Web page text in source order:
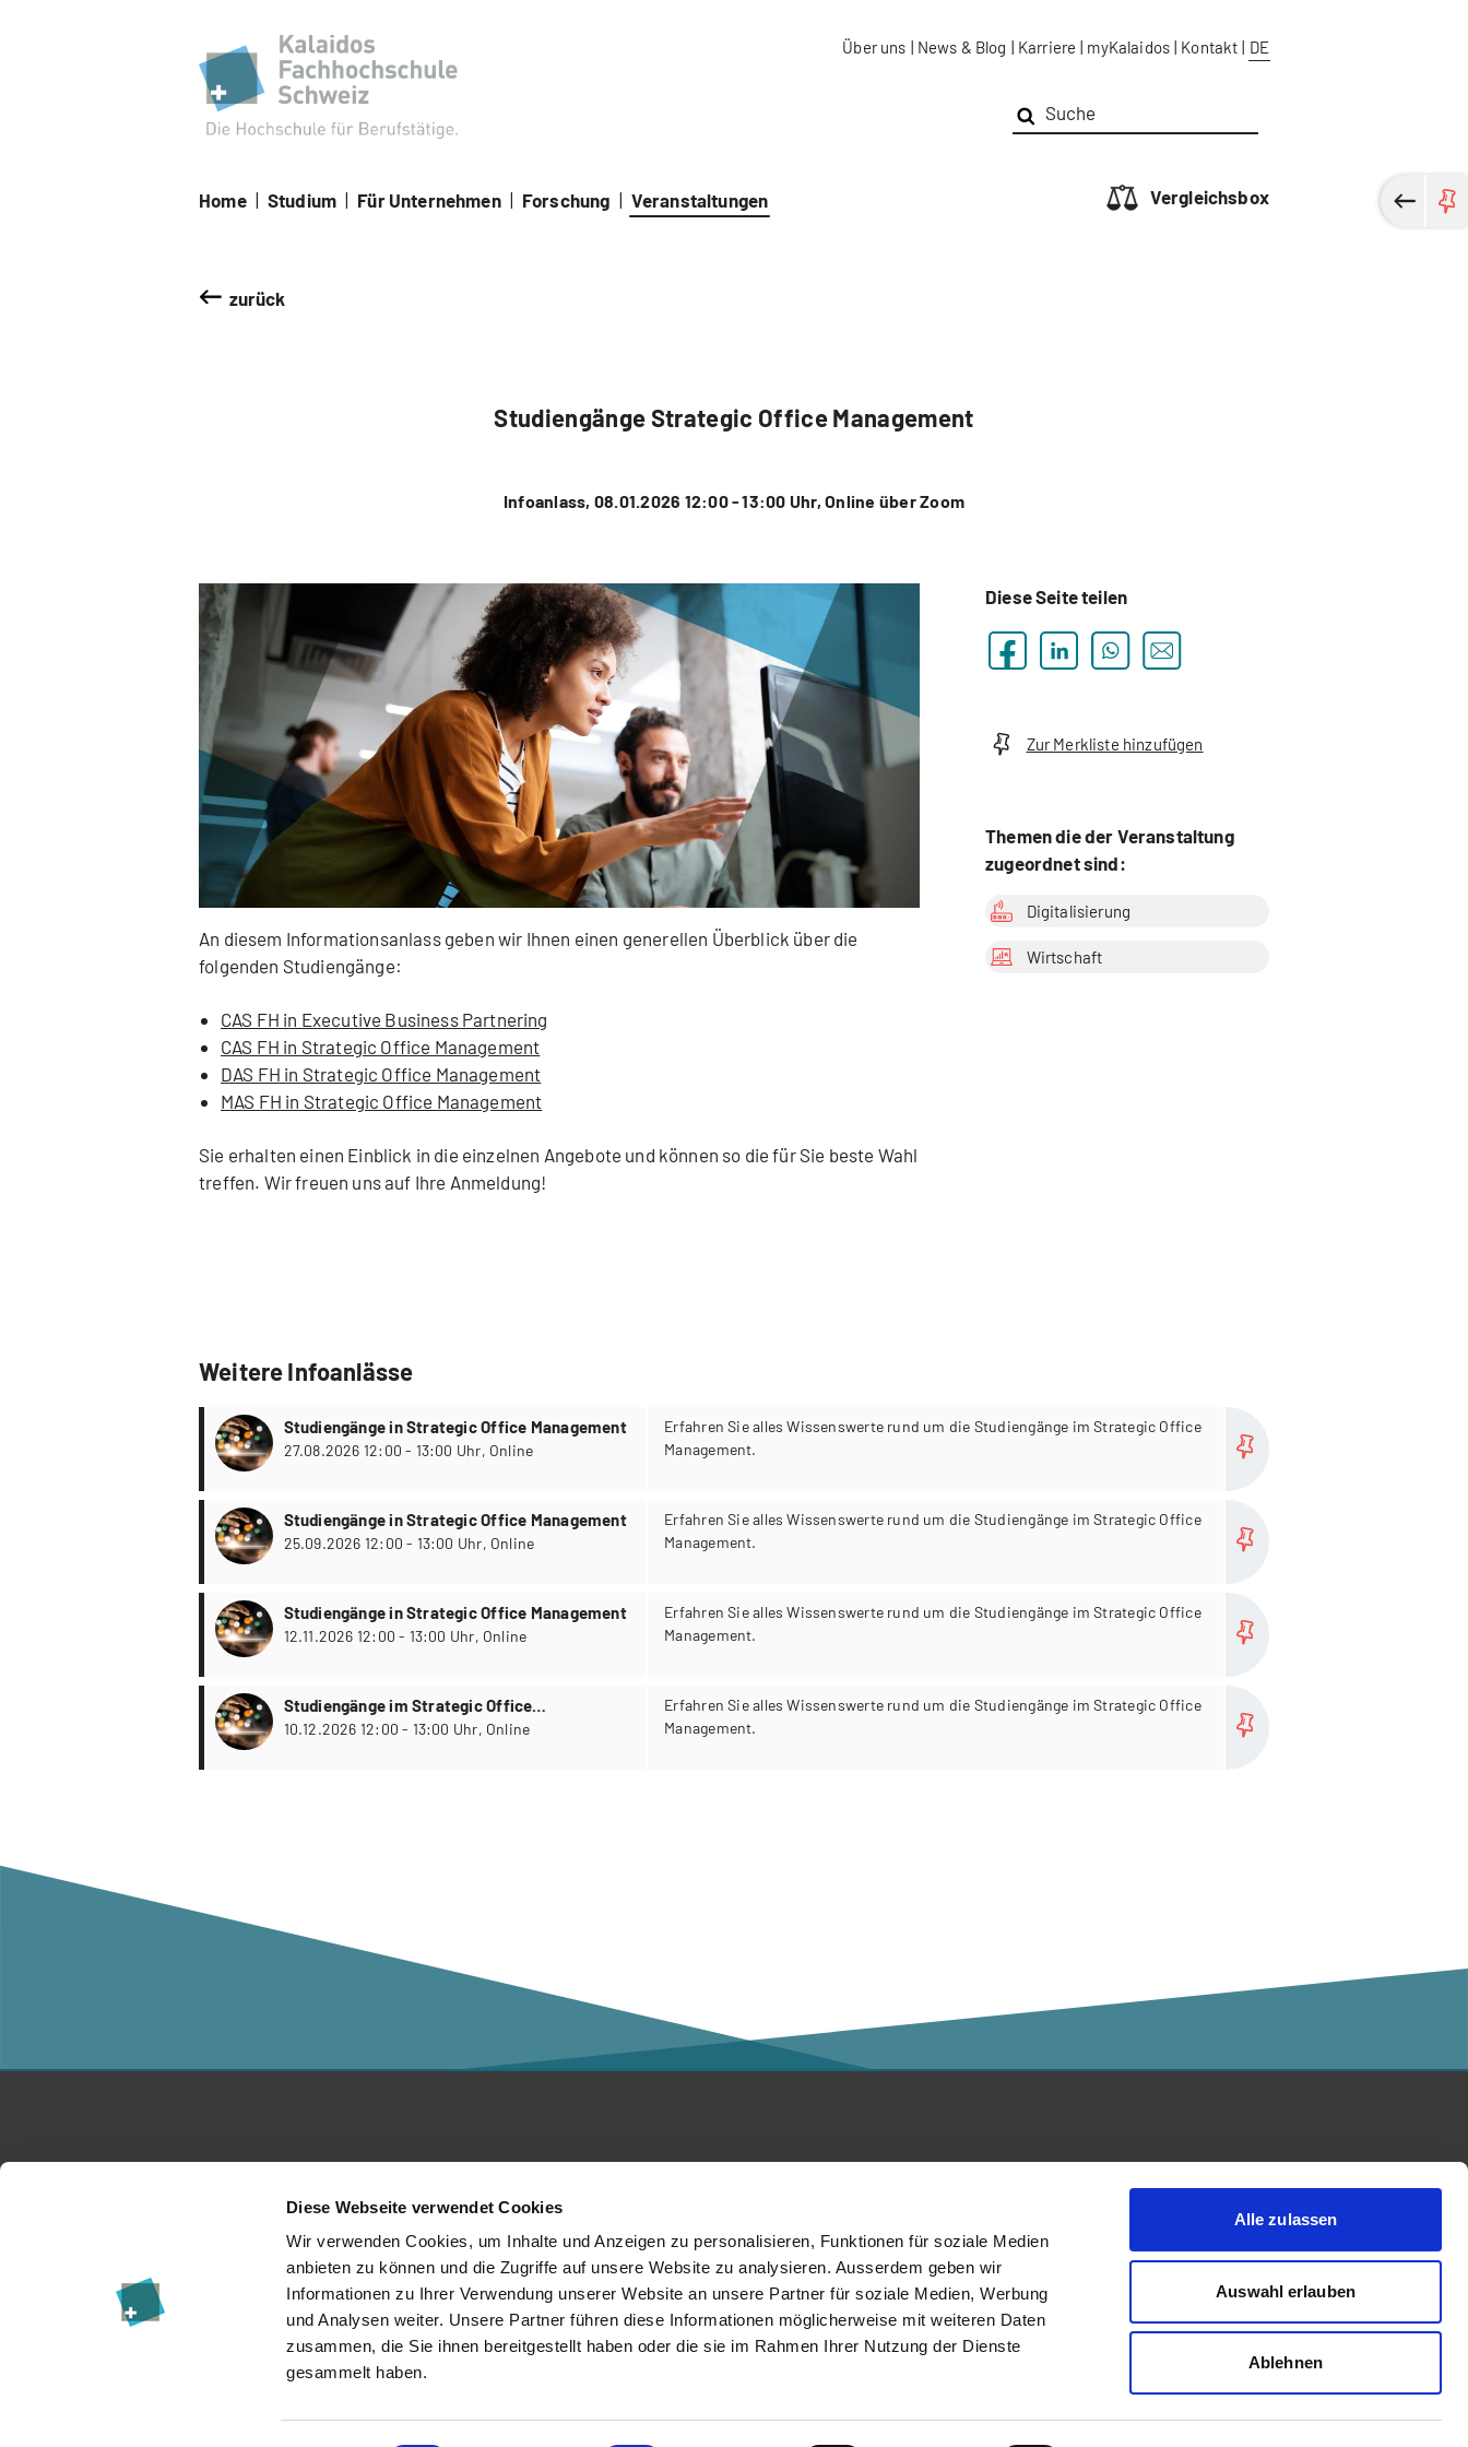
Diese Webseite verwendet Cookies
Wir verwenden Cookies, um Inhalte und Anzeigen zu personalisieren, Funktionen für soziale Medien
anbieten zu können und die Zugriffe auf unsere Website zu analysieren. Ausserdem geben wir
Informationen zu Ihrer Verwendung unserer Website an unsere Partner für soziale Medien, Werbung
und Analysen weiter. Unsere Partner führen diese Informationen möglicherweise mit weiteren Daten
zusammen, die Sie ihnen bereitgestellt haben oder die sie im Rahmen Ihrer Nutzung der Dienste
gesammelt haben.
Alle zulassen
Auswahl erlauben
Ablehnen
Über uns | News & Blog | Karriere | myKalaidos | Kontakt | DE
Home | Studium | Für Unternehmen | Forschung | Veranstaltungen Vergleichsbox
zurück
Studiengänge Strategic Office Management
Infoanlass, 08.01.2026 12:00 - 13:00 Uhr, Online über Zoom
An diesem Informationsanlass geben wir Ihnen einen generellen Überblick über die
folgenden Studiengänge:
CAS FH in Executive Business Partnering
CAS FH in Strategic Office Management
DAS FH in Strategic Office Management
MAS FH in Strategic Office Management
Sie erhalten einen Einblick in die einzelnen Angebote und können so die für Sie beste Wahl
treffen. Wir freuen uns auf Ihre Anmeldung!
Diese Seite teilen
Zur Merkliste hinzufügen
Themen die der Veranstaltung
zugeordnet sind:
Digitalisierung
Wirtschaft
Weitere Infoanlässe
Studiengänge in Strategic Office Management
27.08.2026 12:00 - 13:00 Uhr, Online
Erfahren Sie alles Wissenswerte rund um die Studiengänge im Strategic Office
Management.
Studiengänge in Strategic Office Management
25.09.2026 12:00 - 13:00 Uhr, Online
Erfahren Sie alles Wissenswerte rund um die Studiengänge im Strategic Office
Management.
Studiengänge in Strategic Office Management
12.11.2026 12:00 - 13:00 Uhr, Online
Erfahren Sie alles Wissenswerte rund um die Studiengänge im Strategic Office
Management.
Studiengänge im Strategic Office
Management
10.12.2026 12:00 - 13:00 Uhr, Online
Erfahren Sie alles Wissenswerte rund um die Studiengänge im Strategic Office
Management.
Für Unternehmen
Veranstaltungen
News & Blog
Über die Kalaidos FH
Datenschutzerklärung
Impressum
Mitglied von:
Kalaidos Fachhochschule